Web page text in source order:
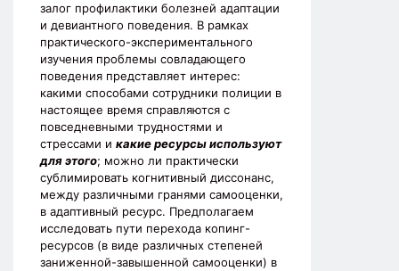
залог профилактики болезней адаптации
и девиантного поведения. В рамках
практического-экспериментального
изучения проблемы совладающего
поведения представляет интерес:
какими способами сотрудники полиции в
настоящее время справляются с
повседневными трудностями и
стрессами и какие ресурсы используют
для этого; можно ли практически
сублимировать когнитивный диссонанс,
между различными гранями самооценки,
в адаптивный ресурс. Предполагаем
исследовать пути перехода копинг-
ресурсов (в виде различных степеней
заниженной-завышенной самооценки) в